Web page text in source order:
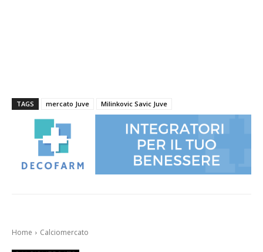
TAGS mercato Juve Milinkovic Savic Juve